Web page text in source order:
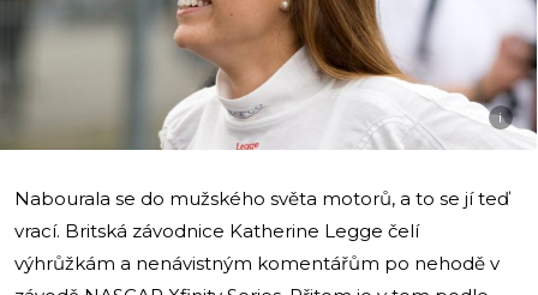
i
Nabourala se do mužského světa motorů, a to se jí teď
vrací. Britská závodnice Katherine Legge čelí
výhrůžkám a nenávistným komentářům po nehodě v